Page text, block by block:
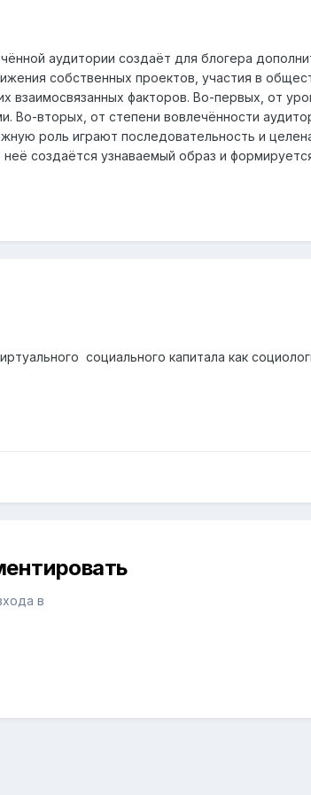
аудитории создаёт для блогера
собственных проектов, участия в
взаимосвязанных факторов. Во-первых, от
Во-вторых, от степени вовлечённости
роль играют последовательность и
создаётся узнаваемый образ и
социального капитала как
в